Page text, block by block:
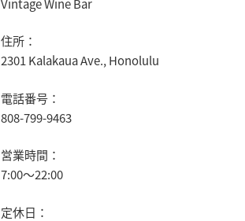
住所：
2301 Kalakaua Ave., Honolulu
電話番号：
808-799-9463
営業時間：
7:00～22:00
定休日：